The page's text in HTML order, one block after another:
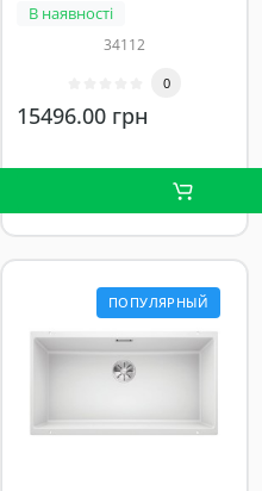
В наявності
34112
0
15496.00 грн
ПОПУЛЯРНЫЙ